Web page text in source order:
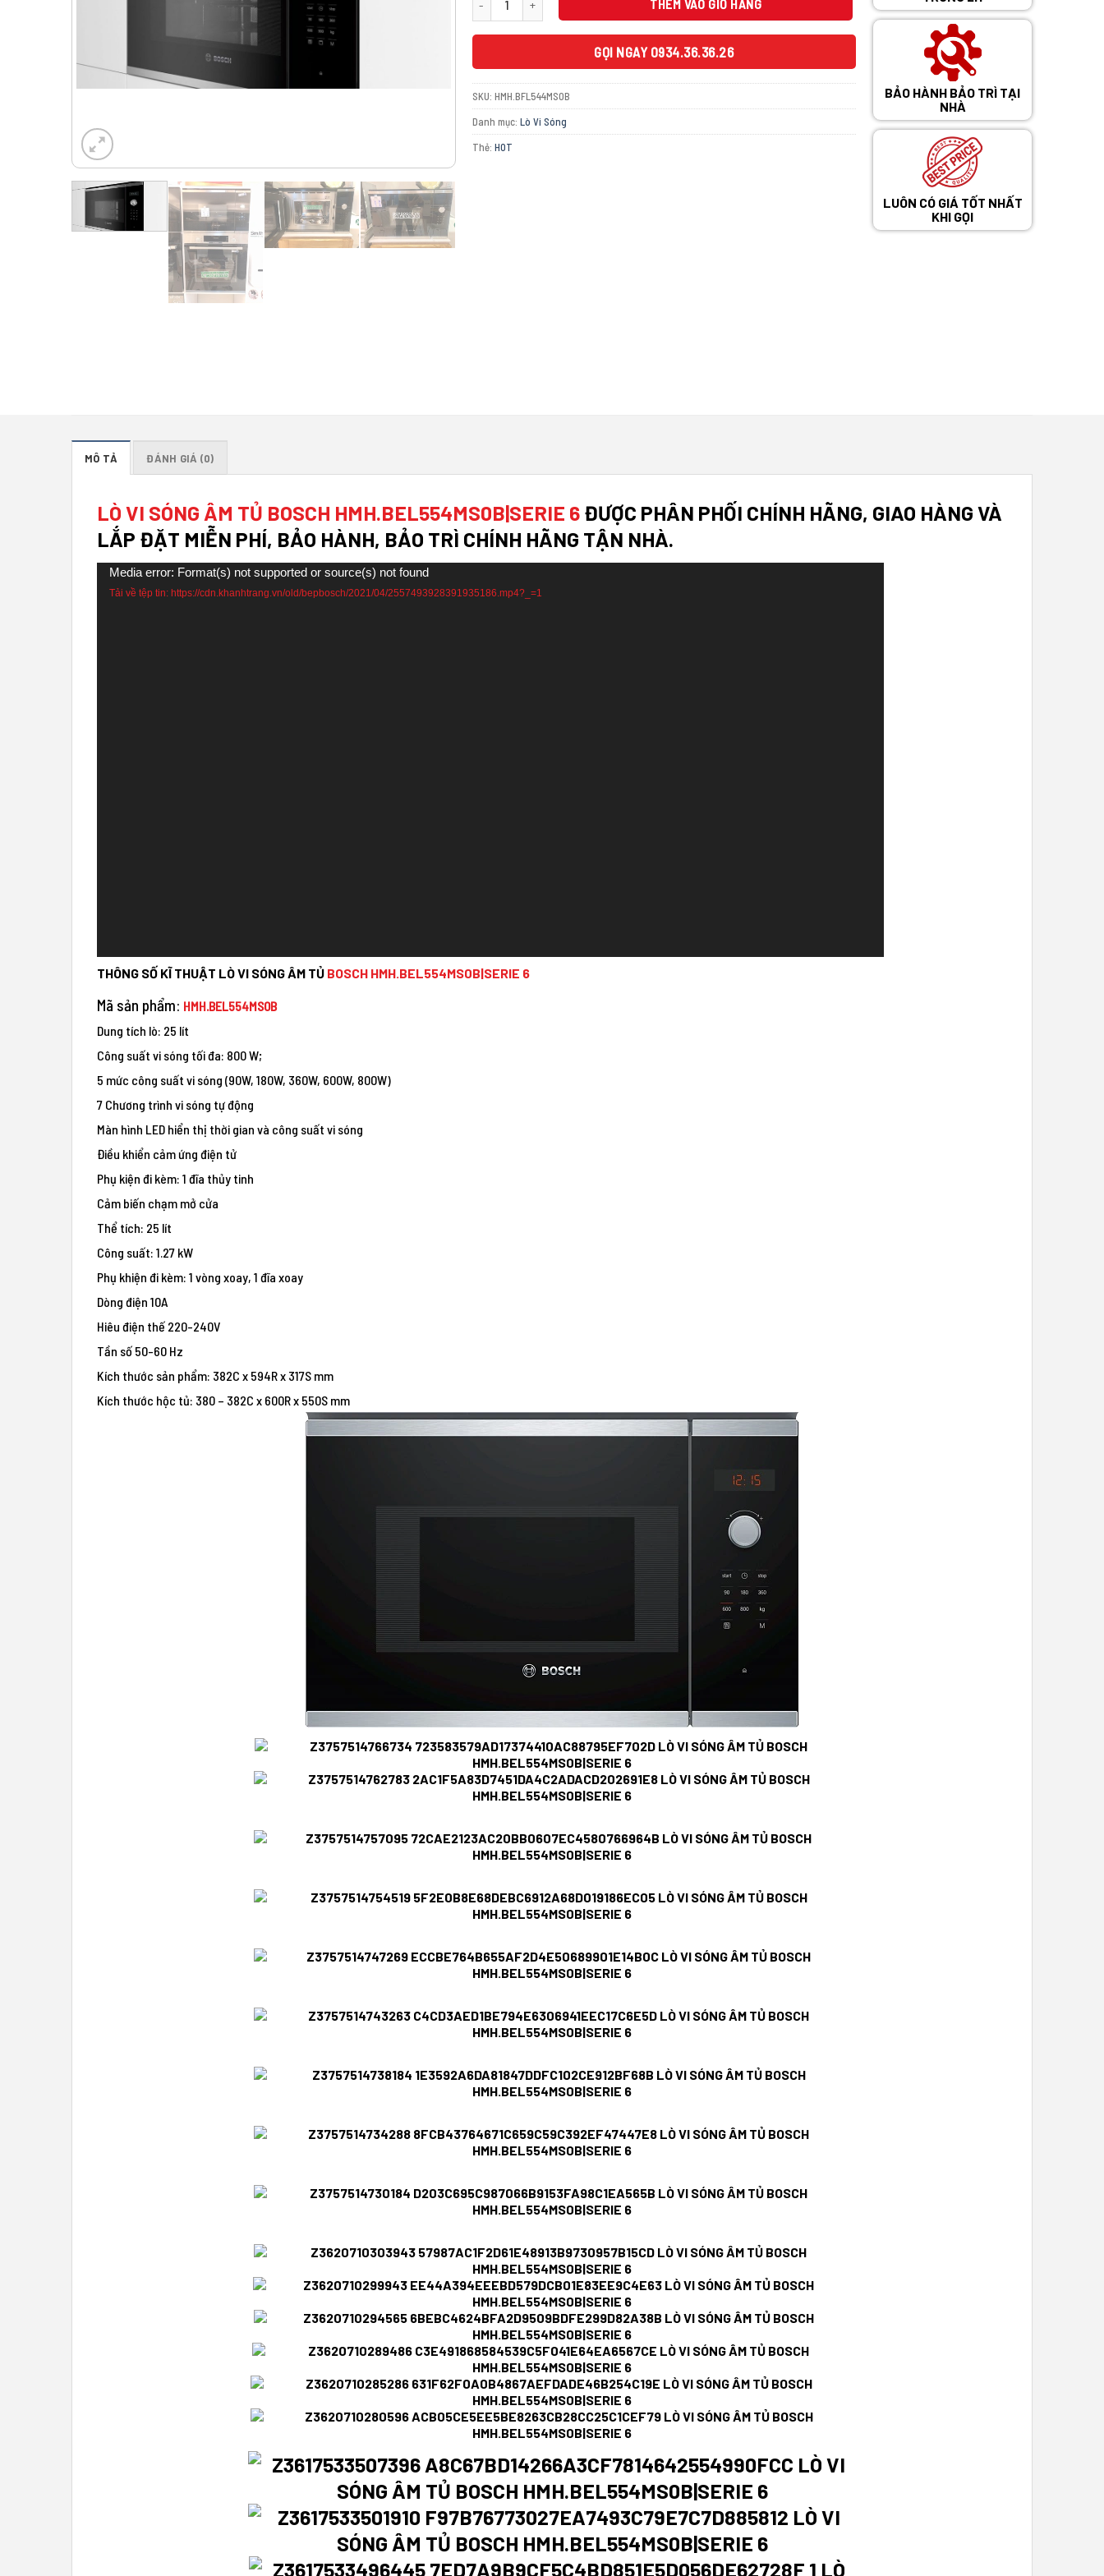
THÊM VÀO GIỎ HÀNG
GỌI NGAY 0934.36.36.26
SKU: HMH.BFL544MS0B
Danh mục: Lò Vi Sóng
Thẻ: HOT
BẢO HÀNH BẢO TRÌ TẠI
NHÀ
LUÔN CÓ GIÁ TỐT NHẤT
KHI GỌI
MÔ TẢ ĐÁNH GIÁ (0)
LÒ VI SÓNG ÂM TỦ BOSCH HMH.BEL554MS0B|SERIE 6 ĐƯỢC PHÂN PHỐI CHÍNH HÃNG, GIAO HÀNG VÀ
LẮP ĐẶT MIỄN PHÍ, BẢO HÀNH, BẢO TRÌ CHÍNH HÃNG TẬN NHÀ.
Trình
chơi
Media error: Format(s) not supported or source(s) not found
Tải về tệp tin: https://cdn.khanhtrang.vn/old/bepbosch/2021/04/2557493928391935186.mp4?_=1
THÔNG SỐ KĨ THUẬT LÒ VI SÓNG ÂM TỦ BOSCH HMH.BEL554MS0B|SERIE 6
Mã sản phẩm: HMH.BEL554MS0B
Dung tích lò: 25 lít
Công suất vi sóng tối đa: 800 W;
5 mức công suất vi sóng (90W, 180W, 360W, 600W, 800W)
7 Chương trình vi sóng tự động
Màn hình LED hiển thị thời gian và công suất vi sóng
Điều khiển cảm ứng điện tử
Phụ kiện đi kèm: 1 đĩa thủy tinh
Cảm biến chạm mở cửa
Thể tích: 25 lít
Công suất: 1.27 kW
Phụ khiện đi kèm: 1 vòng xoay, 1 đĩa xoay
Dòng điện 10A
Hiêu điện thế 220-240V
Tần số 50-60 Hz
Kích thước sản phẩm: 382C x 594R x 317S mm
Kích thước hộc tủ: 380 – 382C x 600R x 550S mm